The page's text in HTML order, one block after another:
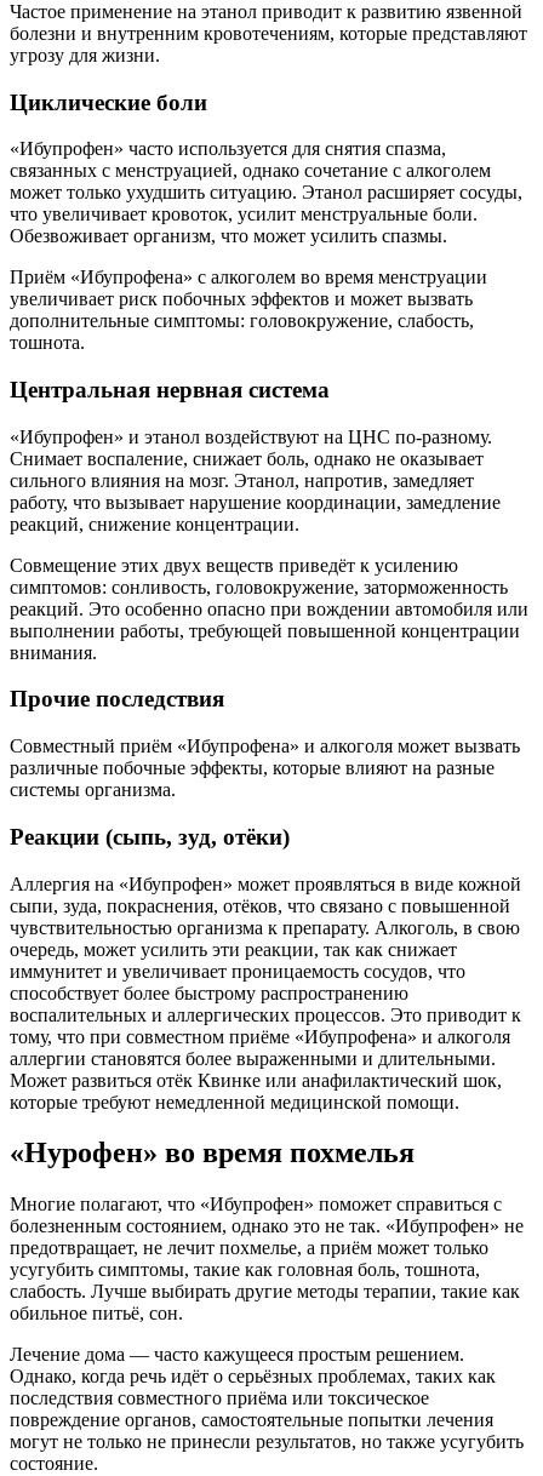
Частое применение на этанол приводит к развитию язвенной
болезни и внутренним кровотечениям, которые представляют
угрозу для жизни.
Циклические боли
«Ибупрофен» часто используется для снятия спазма,
связанных с менструацией, однако сочетание с алкоголем
может только ухудшить ситуацию. Этанол расширяет сосуды,
что увеличивает кровоток, усилит менструальные боли.
Обезвоживает организм, что может усилить спазмы.
Приём «Ибупрофена» с алкоголем во время менструации
увеличивает риск побочных эффектов и может вызвать
дополнительные симптомы: головокружение, слабость,
тошнота.
Центральная нервная система
«Ибупрофен» и этанол воздействуют на ЦНС по-разному.
Снимает воспаление, снижает боль, однако не оказывает
сильного влияния на мозг. Этанол, напротив, замедляет
работу, что вызывает нарушение координации, замедление
реакций, снижение концентрации.
Совмещение этих двух веществ приведёт к усилению
симптомов: сонливость, головокружение, заторможенность
реакций. Это особенно опасно при вождении автомобиля или
выполнении работы, требующей повышенной концентрации
внимания.
Прочие последствия
Совместный приём «Ибупрофена» и алкоголя может вызвать
различные побочные эффекты, которые влияют на разные
системы организма.
Реакции (сыпь, зуд, отёки)
Аллергия на «Ибупрофен» может проявляться в виде кожной
сыпи, зуда, покраснения, отёков, что связано с повышенной
чувствительностью организма к препарату. Алкоголь, в свою
очередь, может усилить эти реакции, так как снижает
иммунитет и увеличивает проницаемость сосудов, что
способствует более быстрому распространению
воспалительных и аллергических процессов. Это приводит к
тому, что при совместном приёме «Ибупрофена» и алкоголя
аллергии становятся более выраженными и длительными.
Может развиться отёк Квинке или анафилактический шок,
которые требуют немедленной медицинской помощи.
«Нурофен» во время похмелья
Многие полагают, что «Ибупрофен» поможет справиться с
болезненным состоянием, однако это не так. «Ибупрофен» не
предотвращает, не лечит похмелье, а приём может только
усугубить симптомы, такие как головная боль, тошнота,
слабость. Лучше выбирать другие методы терапии, такие как
обильное питьё, сон.
Лечение дома — часто кажущееся простым решением.
Однако, когда речь идёт о серьёзных проблемах, таких как
последствия совместного приёма или токсическое
повреждение органов, самостоятельные попытки лечения
могут не только не принесли результатов, но также усугубить
состояние.